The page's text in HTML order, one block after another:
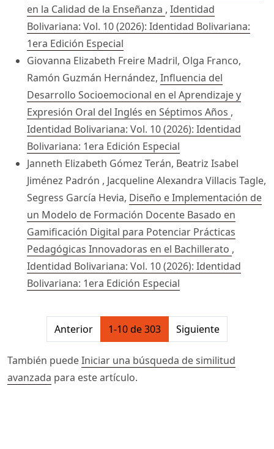
en la Calidad de la Enseñanza , Identidad
Bolivariana: Vol. 10 (2026): Identidad Bolivariana:
1era Edición Especial
Giovanna Elizabeth Freire Madril, Olga Franco,
Ramón Guzmán Hernández, Influencia del
Desarrollo Socioemocional en el Aprendizaje y
Expresión Oral del Inglés en Séptimos Años ,
Identidad Bolivariana: Vol. 10 (2026): Identidad
Bolivariana: 1era Edición Especial
Janneth Elizabeth Gómez Terán, Beatriz Isabel
Jiménez Padrón , Jacqueline Alexandra Villacis Tagle,
Segress García Hevia, Diseño e Implementación de
un Modelo de Formación Docente Basado en
Gamificación Digital para Potenciar Prácticas
Pedagógicas Innovadoras en el Bachillerato ,
Identidad Bolivariana: Vol. 10 (2026): Identidad
Bolivariana: 1era Edición Especial
##issue.pagination##
Anterior 1-10 de 303 Siguiente
También puedeIniciar una búsqueda de similitud
avanzada para este artículo.